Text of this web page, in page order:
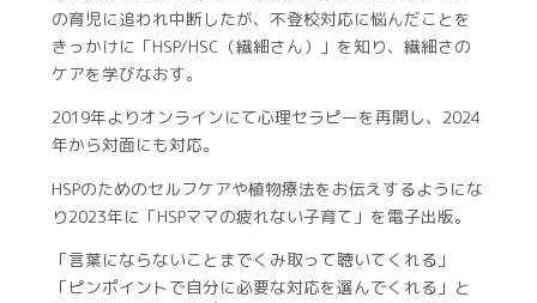
の育児に追われ中断したが、不登校対応に悩んだことを
きっかけに「HSP/HSC（繊細さん）」を知り、繊細さの
ケアを学びなおす。
2019年よりオンラインにて心理セラピーを再開し、2024
年から対面にも対応。
HSPのためのセルフケアや植物療法をお伝えするようにな
り2023年に「HSPママの疲れない子育て」を電子出版。
「言葉にならないことまでくみ取って聴いてくれる」
「ピンポイントで自分に必要な対応を選んでくれる」と